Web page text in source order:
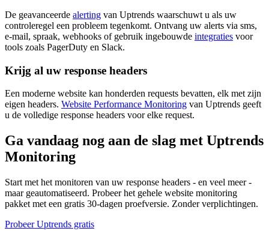
De geavanceerde alerting van Uptrends waarschuwt u als uw
controleregel een probleem tegenkomt. Ontvang uw alerts via sms,
e-mail, spraak, webhooks of gebruik ingebouwde integraties voor
tools zoals PagerDuty en Slack.
Krijg al uw response headers
Een moderne website kan honderden requests bevatten, elk met zijn
eigen headers. Website Performance Monitoring van Uptrends geeft
u de volledige response headers voor elke request.
Ga vandaag nog aan de slag met Uptrends
Monitoring
Start met het monitoren van uw response headers - en veel meer -
maar geautomatiseerd. Probeer het gehele website monitoring
pakket met een gratis 30-dagen proefversie. Zonder verplichtingen.
Probeer Uptrends gratis